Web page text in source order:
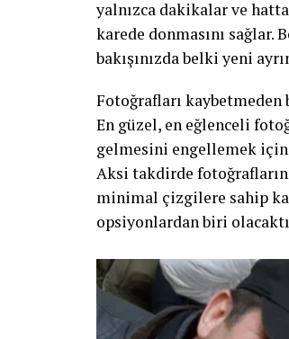
yalnızca dakikalar ve
karede donmasını sağlar.
bakışınızda belki yeni
Fotoğrafları
En güzel, en eğlenceli
gelmesini engellemek
Aksi takdirde
minimal çizgilere sahip
opsiyonlardan biri